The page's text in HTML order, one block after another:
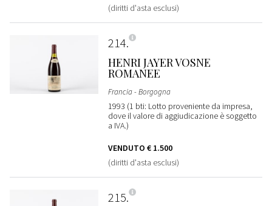
(diritti d'asta esclusi)
214
HENRI JAYER VOSNE
ROMANEE
Francia - Borgogna
1993 (1 bti: Lotto proveniente da impresa,
dove il valore di aggiudicazione è soggetto
a IVA.)
VENDUTO € 1.500
(diritti d'asta esclusi)
215